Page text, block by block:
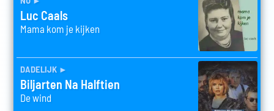
Luc Caals
Mama kom je kijken
dadelijk ►
Biljarten Na Halftien
De wind